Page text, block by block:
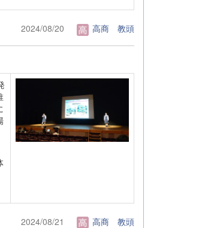
2024/08/20 高商 教頭
2024/08/21 高商 教頭